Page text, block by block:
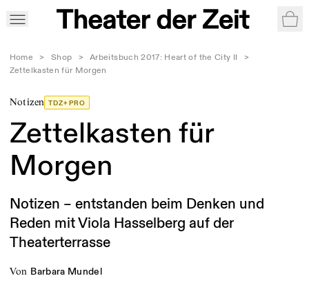
Home > Shop > Arbeitsbuch 2017: Heart of the City II
>
Zettelkasten für Morgen
Notizen TDZ+ PRO
Zettelkasten für
Morgen
Notizen – entstanden beim Denken und
Reden mit Viola Hasselberg auf der
Theaterterrasse
von Barbara Mundel